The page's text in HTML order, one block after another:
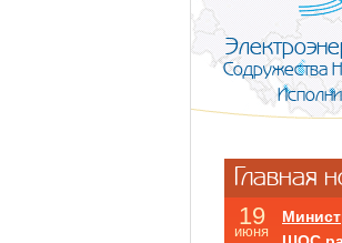
Содружества
Главная
19
июня